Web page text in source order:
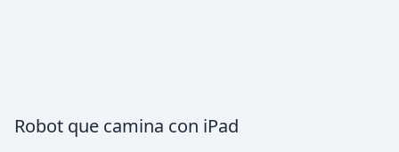
Robot que camina con iPad